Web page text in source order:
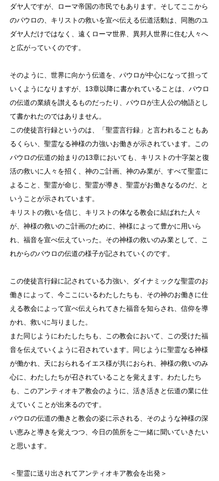
ダヤ人ですが、ローマ帝国の市民でもあります。そしてここから
のパウロの、キリストの救いを宣べ伝える伝道活動は、同胞のユ
ダヤ人だけではなく、遠くローマ世界、異邦人世界に住む人々へ
と広がっていくのです。
そのように、世界に向かう伝道を、パウロが中心になって担って
いくようになりますが、13章以降に書かれていることは、パウロ
の伝道の業績を讃えるものだったり、パウロが主人公の物語とし
て書かれたのではありません。
この使徒言行録というのは、「聖霊言行録」と言われることもあ
るくらい、聖霊なる神様の力強いお働きが示されています。この
パウロの伝道の始まりの13章においても、キリストの十字架と復
活の救いに人々を招く、神のご計画、神のみ業が、すべて聖霊に
よること、聖霊が命じ、聖霊が導き、聖霊がお働きなるのだ、と
いうことが示されています。
キリストの救いを信じ、キリストの体なる教会に結ばれた人々
が、神様の救いのご計画のために、神様によって豊かに用いら
れ、福音を宣べ伝えていった。その神様の救いのみ業として、こ
れからのパウロの伝道の様子が記されていくのです。
この使徒言行録に記されている力強い、ダイナミックな聖霊のお
働きによって、今ここにいるわたしたちも、その神のお働きに仕
える教会によって宣べ伝えられてきた福音を知らされ、信仰を導
かれ、救いに与りました。
また同じようにわたしたちも、この教会において、この受けた福
音を伝えていくように召されています。同じように聖霊なる神様
が働かれ、天におられるイエス様が共におられ、神様の救いのみ
心に、わたしたちが召されていることを覚えます。わたしたち
も、このアンティオキア教会のように、活き活きと伝道の業に仕
えていくことが出来るのです。
パウロの伝道の働きと教会の姿に示される、そのような神様の深
い恵みと導きを覚えつつ、今日の箇所をご一緒に聞いていきたい
と思います。
＜聖霊に送り出されてアンティオキア教会を出発＞